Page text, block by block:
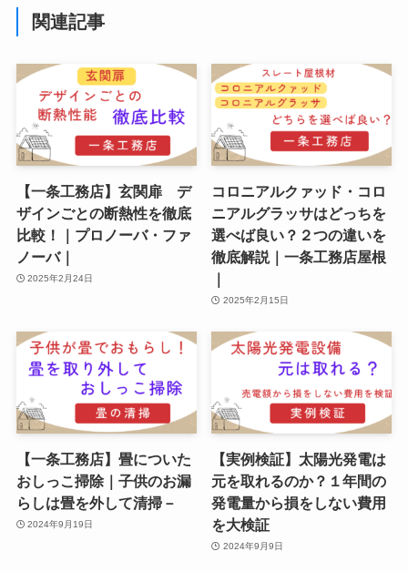
関連記事
【一条工務店】玄関扉 デ
ザインごとの断熱性を徹底
比較！｜プロノーバ・ファ
ノーバ｜
2025年2月24日
コロニアルクァッド・コロ
ニアルグラッサはどっちを
選べば良い？２つの違いを
徹底解説｜一条工務店屋根
｜
2025年2月15日
【一条工務店】畳についた
おしっこ掃除｜子供のお漏
らしは畳を外して清掃－
2024年9月19日
【実例検証】太陽光発電は
元を取れるのか？１年間の
発電量から損をしない費用
を大検証
2024年9月9日